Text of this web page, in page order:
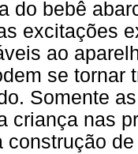
do bebê
excitações
ao
se tornar
Somente
criança nas
construção